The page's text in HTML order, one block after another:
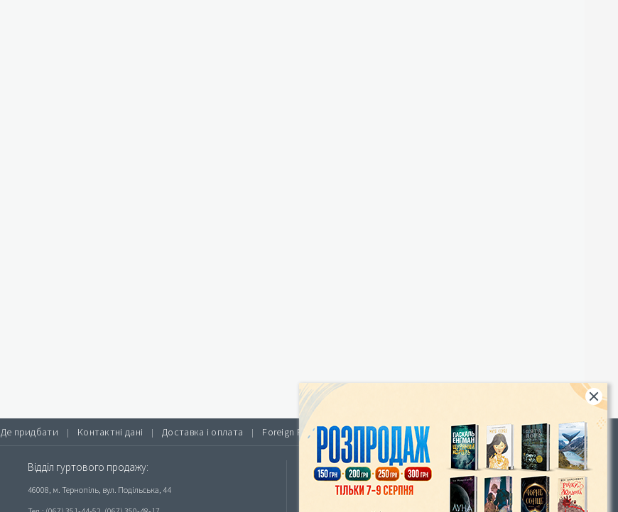
Де придбати | Контактні дані | Доставка і оплата | Foreign Rights |
Відділ гуртового продажу:
46008, м. Тернопіль, вул. Подільська, 44
Інтернет-магазин «Видавництво Богдан»:
46018, м. Тернопіль, А/С 529